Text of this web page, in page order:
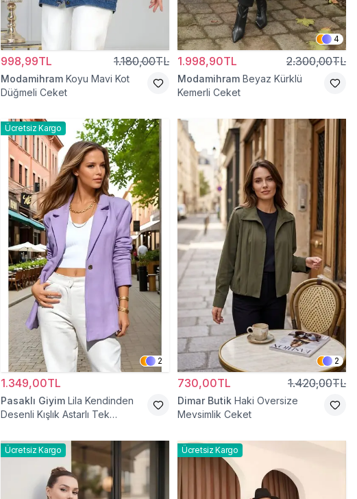
998,99TL 1.180,00TL
Modamihram Koyu Mavi Kot
Düğmeli Ceket
4
1.998,90TL 2.300,00TL
Modamihram Beyaz Kürklü
Kemerli Ceket
Ücretsiz Kargo
2
1.349,00TL
Pasaklı Giyim Lila Kendinden
Desenli Kışlık Astarlı Tek
2
730,00TL 1.420,00TL
Dimar Butik Haki Oversize
Mevsimlik Ceket
Ücretsiz Kargo Ücretsiz Kargo